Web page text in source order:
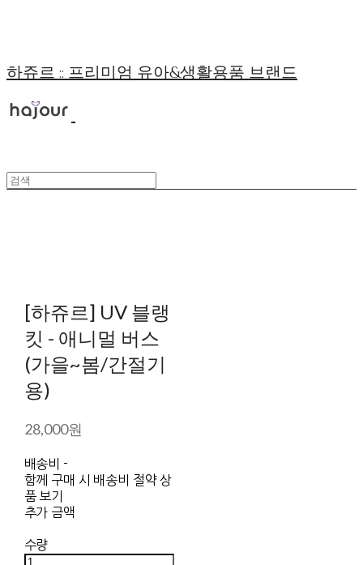
하쥬르 :: 프리미엄 유아&생활용품 브랜드
[하쥬르] UV 블랭
킷 - 애니멀 버스
(가을~봄/간절기
용)
28,000원
배송비 -
함께 구매 시 배송비 절약 상
품 보기
추가 금액
수량